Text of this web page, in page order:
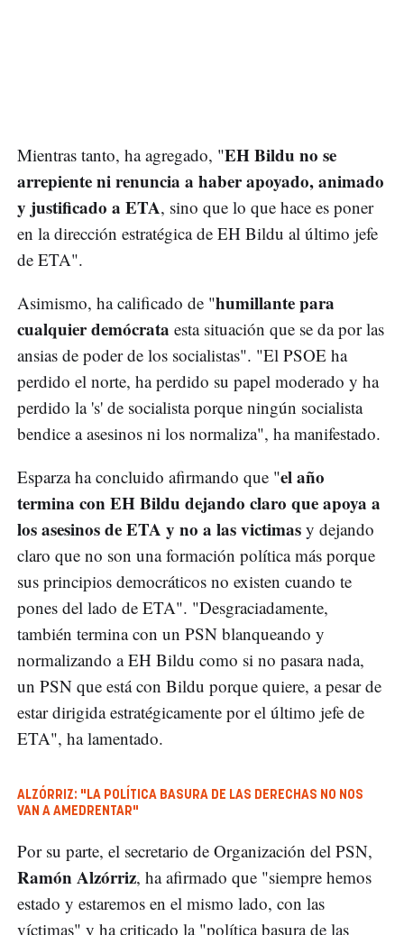
Mientras tanto, ha agregado, "EH Bildu no se
arrepiente ni renuncia a haber apoyado, animado
y justificado a ETA, sino que lo que hace es poner
en la dirección estratégica de EH Bildu al último jefe
de ETA".
Asimismo, ha calificado de "humillante para
cualquier demócrata esta situación que se da por las
ansias de poder de los socialistas". "El PSOE ha
perdido el norte, ha perdido su papel moderado y ha
perdido la 's' de socialista porque ningún socialista
bendice a asesinos ni los normaliza", ha manifestado.
Esparza ha concluido afirmando que "el año
termina con EH Bildu dejando claro que apoya a
los asesinos de ETA y no a las victimas y dejando
claro que no son una formación política más porque
sus principios democráticos no existen cuando te
pones del lado de ETA". "Desgraciadamente,
también termina con un PSN blanqueando y
normalizando a EH Bildu como si no pasara nada,
un PSN que está con Bildu porque quiere, a pesar de
estar dirigida estratégicamente por el último jefe de
ETA", ha lamentado.
ALZÓRRIZ: "LA POLÍTICA BASURA DE LAS DERECHAS NO NOS
VAN A AMEDRENTAR"
Por su parte, el secretario de Organización del PSN,
Ramón Alzórriz, ha afirmado que "siempre hemos
estado y estaremos en el mismo lado, con las
víctimas" y ha criticado la "política basura de las